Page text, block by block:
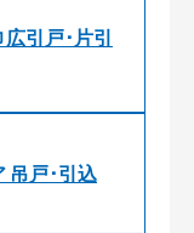
引戸･片引
吊戸･引込